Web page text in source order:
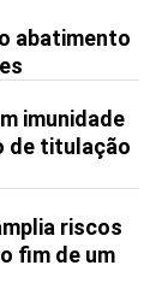
abatimento
imunidade
de titulação
riscos
fim de um